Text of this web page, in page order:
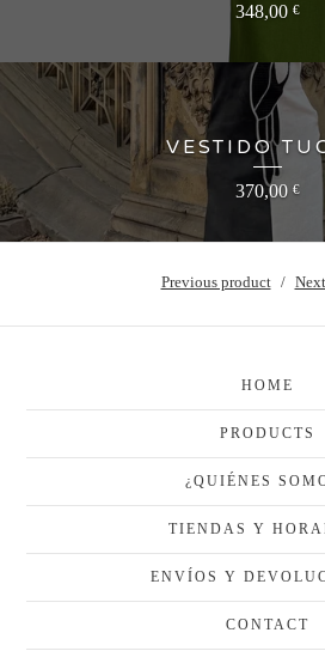
348,00 €
VESTIDO
370,00 €
Previous product
HOME
PRODUCTS
¿QUIÉNES
TIENDAS Y
ENVÍOS Y
CONTACT